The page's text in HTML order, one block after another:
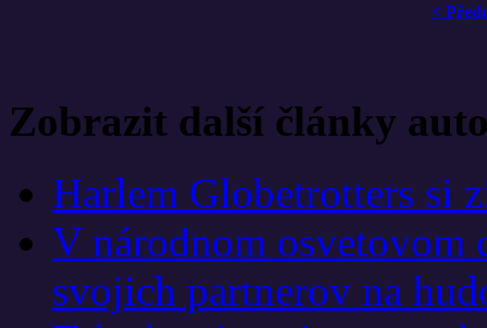
<
Zobrazit další články
Harlem Globetrotters si
V národnom osvetovom
svojich partnerov na